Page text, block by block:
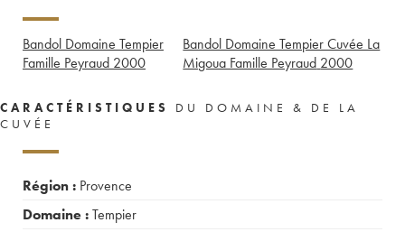
Bandol Domaine Tempier
Famille Peyraud 2000
Bandol Domaine Tempier Cuvée La
Migoua Famille Peyraud 2000
CARACTÉRISTIQUES
DU DOMAINE & DE LA
CUVÉE
Région : Provence
Domaine :Tempier